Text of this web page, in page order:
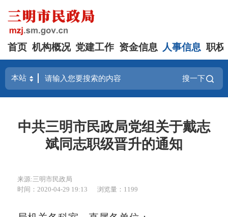
首页 机构概况 党建工作 资金信息 人事信息 职权
搜一下
中共三明市民政局党组关于戴志
斌同志职级晋升的通知
来源:三明市民政局
时间：2020-04-29 19:13
浏览量：1199